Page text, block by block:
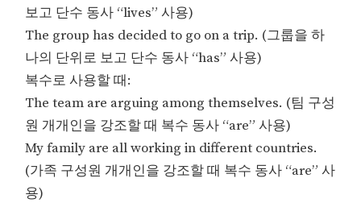
보고 단수 동사 “lives” 사용)
The group has decided to go on a trip. (그룹을 하
나의 단위로 보고 단수 동사 “has” 사용)
복수로 사용할 때:
The team are arguing among themselves. (팀 구성
원 개개인을 강조할 때 복수 동사 “are” 사용)
My family are all working in different countries.
(가족 구성원 개개인을 강조할 때 복수 동사 “are” 사
용)